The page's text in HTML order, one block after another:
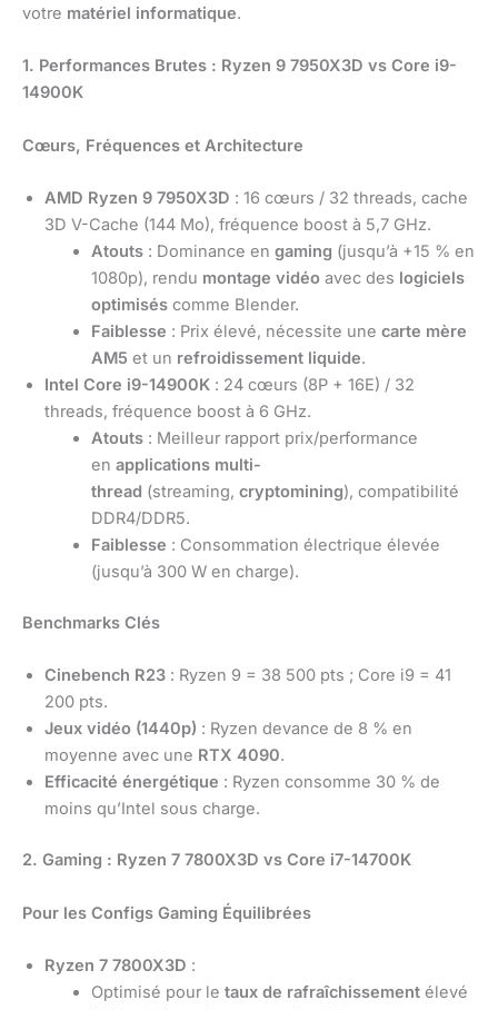
votre matériel informatique.
1. Performances Brutes : Ryzen 9 7950X3D vs Core i9-
14900K
Cœurs, Fréquences et Architecture
AMD Ryzen 9 7950X3D : 16 cœurs / 32 threads, cache
3D V-Cache (144 Mo), fréquence boost à 5,7 GHz.
Atouts: Dominance en gaming (jusqu’à +15 % en
1080p), rendu montage vidéoavec des logiciels
optimiséscomme Blender.
Faiblesse : Prix élevé, nécessite une carte mère
AM5 et un refroidissement liquide.
Intel Core i9-14900K : 24 cœurs (8P + 16E) / 32
threads, fréquence boost à 6 GHz.
Atouts: Meilleur rapport prix/performance
en applications multi-
thread (streaming, cryptomining), compatibilité
DDR4/DDR5.
Faiblesse : Consommation électrique élevée
(jusqu’à 300 W en charge).
Benchmarks Clés
Cinebench R23 : Ryzen 9 = 38 500 pts ; Core i9 = 41
200 pts.
Jeux vidéo (1440p) : Ryzen devance de 8 % en
moyenne avec une RTX 4090.
Efficacité énergétique : Ryzen consomme 30 % de
moins qu’Intel sous charge.
2. Gaming : Ryzen 7 7800X3D vs Core i7-14700K
Pour les Configs Gaming Équilibrées
Ryzen 7 7800X3D :
Optimisé pour le taux de rafraîchissementélevé